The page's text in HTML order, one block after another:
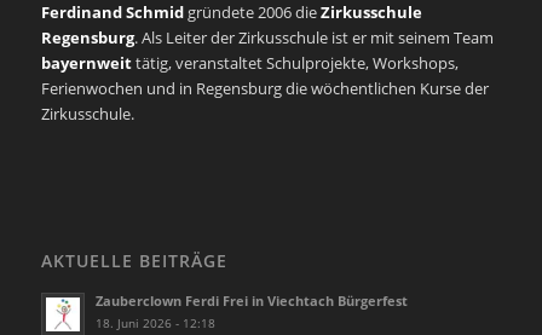
Ferdinand Schmidgründete 2006 dieZirkusschule
Regensburg. Als Leiter der Zirkusschule ist er mit seinem Team
bayernweittätig, veranstaltet Schulprojekte, Workshops,
Ferienwochen und in Regensburg die wöchentlichen Kurse der
Zirkusschule.
AKTUELLE BEITRÄGE
Zauberclown Ferdi Frei in Viechtach Bürgerfest
18. Juni 2026 - 12:18